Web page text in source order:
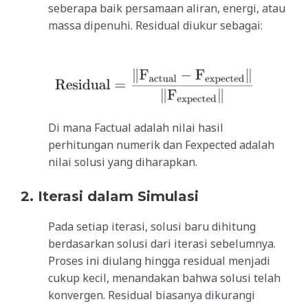
seberapa baik persamaan aliran, energi, atau
massa dipenuhi. Residual diukur sebagai:
Di mana Factual adalah nilai hasil
perhitungan numerik dan Fexpected adalah
nilai solusi yang diharapkan.
2. Iterasi dalam Simulasi
Pada setiap iterasi, solusi baru dihitung
berdasarkan solusi dari iterasi sebelumnya.
Proses ini diulang hingga residual menjadi
cukup kecil, menandakan bahwa solusi telah
konvergen. Residual biasanya dikurangi